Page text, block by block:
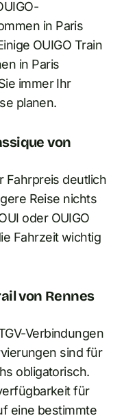
in Paris
OUIGO Train
in Paris
immer Ihr
planen.
von
Fahrpreis deutlich
Reise nichts
oder OUIGO
Fahrzeit wichtig
von Rennes
Verbindungen
sind für
obligatorisch.
für
eine bestimmte